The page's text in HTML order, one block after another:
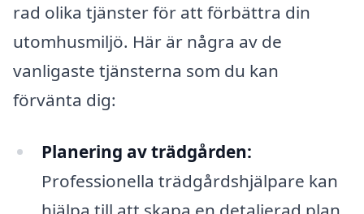
rad olika tjänster för att förbättra din
utomhusmiljö. Här är några av de
vanligaste tjänsterna som du kan
förvänta dig:
Planering av trädgården:
Professionella trädgårdshjälpare kan